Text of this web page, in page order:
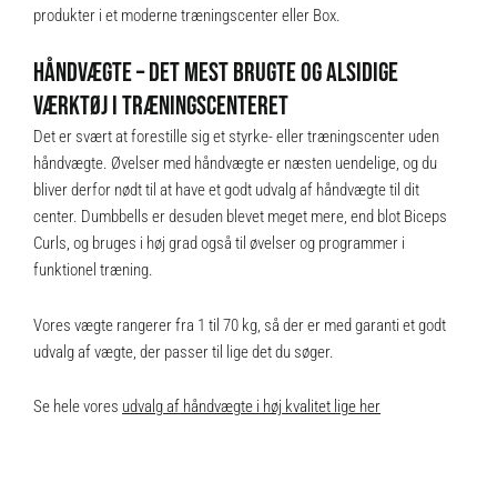
produkter i et moderne træningscenter eller Box.
HÅNDVÆGTE – DET MEST BRUGTE OG ALSIDIGE
VÆRKTØJ I TRÆNINGSCENTERET
Det er svært at forestille sig et styrke- eller træningscenter uden
håndvægte. Øvelser med håndvægte er næsten uendelige, og du
bliver derfor nødt til at have et godt udvalg af håndvægte til dit
center. Dumbbells er desuden blevet meget mere, end blot Biceps
Curls, og bruges i høj grad også til øvelser og programmer i
funktionel træning.
Vores vægte rangerer fra 1 til 70 kg, så der er med garanti et godt
udvalg af vægte, der passer til lige det du søger.
Se hele vores udvalg af håndvægte i høj kvalitet lige her